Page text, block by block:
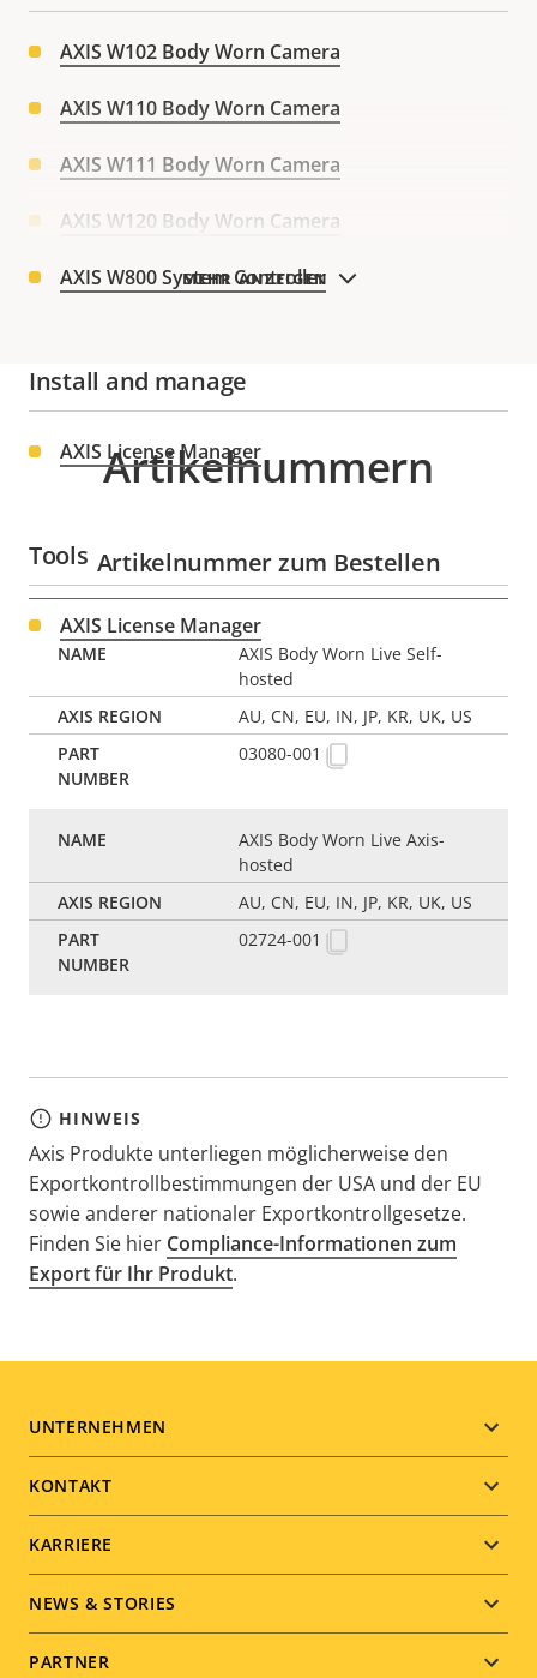
MEHR ANZEIGEN
AXIS W102 Body Worn Camera
AXIS W110 Body Worn Camera
AXIS W111 Body Worn Camera
AXIS W120 Body Worn Camera
AXIS W800 System Controller
Install and manage
AXIS License Manager
Tools
AXIS License Manager
Artikelnummern
Artikelnummer zum Bestellen
AXIS Body Worn Live Self-
hosted
AU, CN, EU, IN, JP, KR, UK, US
03080-001
AXIS Body Worn Live Axis-
hosted
AU, CN, EU, IN, JP, KR, UK, US
02724-001
HINWEIS
Axis Produkte unterliegen möglicherweise den
Exportkontrollbestimmungen der USA und der EU
sowie anderer nationaler Exportkontrollgesetze.
Finden Sie hier Compliance-Informationen zum
Export für Ihr Produkt.
Footer
menu
UNTERNEHMEN
KONTAKT
KARRIERE
NEWS & STORIES
PARTNER